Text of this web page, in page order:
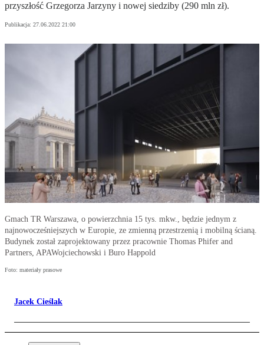
przyszłość Grzegorza Jarzyny i nowej siedziby (290 mln zł).
Publikacja: 27.06.2022 21:00
Gmach TR Warszawa, o powierzchnia 15 tys. mkw., będzie jednym z
najnowocześniejszych w Europie, ze zmienną przestrzenią i mobilną ścianą.
Budynek został zaprojektowany przez pracownie Thomas Phifer and
Partners, APAWojciechowski i Buro Happold
Foto: materiały prasowe
Jacek Cieślak